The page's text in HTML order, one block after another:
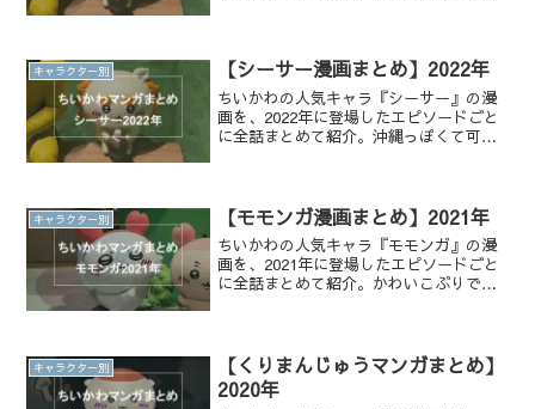
キャラクター別 【シーサー漫画まとめ】2022年
ちいかわの人気キャラ『シーサー』の漫
画を、2022年に登場したエピソードごと
に全話まとめて紹介。沖縄っぽくて可愛
キャラクター別 【モモンガ漫画まとめ】2021年
ちいかわの人気キャラ『モモンガ』の漫
画を、2021年に登場したエピソードごと
に全話まとめて紹介。かわいこぶりでわ
キャラクター別
【くりまんじゅうマンガまとめ】
2020年